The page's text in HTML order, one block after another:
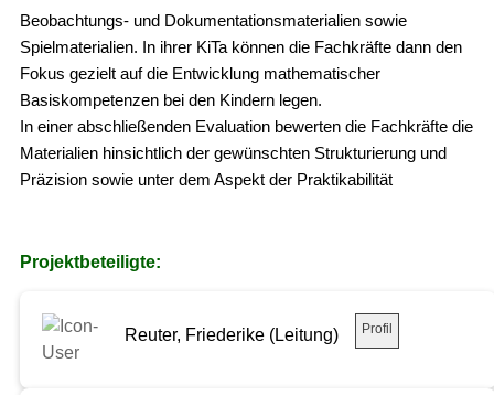
Beobachtungs- und Dokumentationsmaterialien sowie
Spielmaterialien. In ihrer KiTa können die Fachkräfte dann den
Fokus gezielt auf die Entwicklung mathematischer
Basiskompetenzen bei den Kindern legen.
In einer abschließenden Evaluation bewerten die Fachkräfte die
Materialien hinsichtlich der gewünschten Strukturierung und
Präzision sowie unter dem Aspekt der Praktikabilität
Projektbeteiligte:
Reuter, Friederike (Leitung) Profil